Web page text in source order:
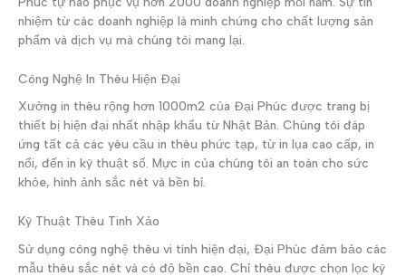
nhiệm từ các doanh nghiệp là minh chứng cho chất lượng sản
phẩm và dịch vụ mà chúng tôi mang lại.
Công Nghệ In Thêu Hiện Đại
Xưởng in thêu rộng hơn 1000m2 của Đại Phúc được trang bị
thiết bị hiện đại nhất nhập khẩu từ Nhật Bản. Chúng tôi đáp
ứng tất cả các yêu cầu in thêu phức tạp, từ in lụa cao cấp, in
nổi, đến in kỹ thuật số. Mực in của chúng tôi an toàn cho sức
khỏe, hình ảnh sắc nét và bền bỉ.
Kỹ Thuật Thêu Tinh Xảo
Sử dụng công nghệ thêu vi tính hiện đại, Đại Phúc đảm bảo các
mẫu thêu sắc nét và có độ bền cao. Chỉ thêu được chọn lọc kỹ